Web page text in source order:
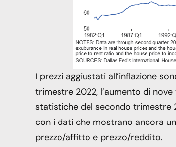
I prezzi aggiustati all’inflazione
trimestre 2022, l’aumento di
statistiche del secondo trimestre
con i dati che mostrano ancora
prezzo/affitto e prezzo/reddito.